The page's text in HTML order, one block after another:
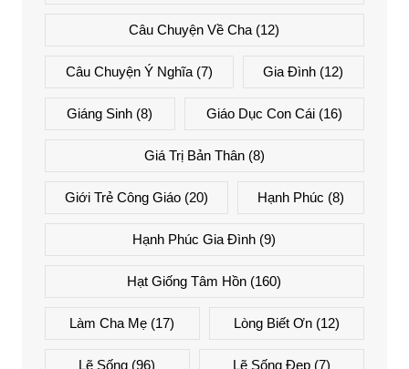
Câu Chuyện Về Cha (12)
Câu Chuyện Ý Nghĩa(7) Gia Đình (12)
Giáng Sinh (8) Giáo Dục Con Cái(16)
Giá Trị Bản Thân(8)
Giới Trẻ Công Giáo(20) Hạnh Phúc (8)
Hạnh Phúc Gia Đình (9)
Hạt Giống Tâm Hồn (160)
Làm Cha Mẹ (17) Lòng Biết Ơn(12)
Lẽ Sống (96) Lẽ Sống Đẹp(7)